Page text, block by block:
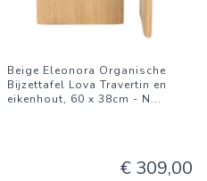
Beige Eleonora Organische
Bijzettafel Lova Travertin en
eikenhout, 60 x 38cm - N...
€ 309,00